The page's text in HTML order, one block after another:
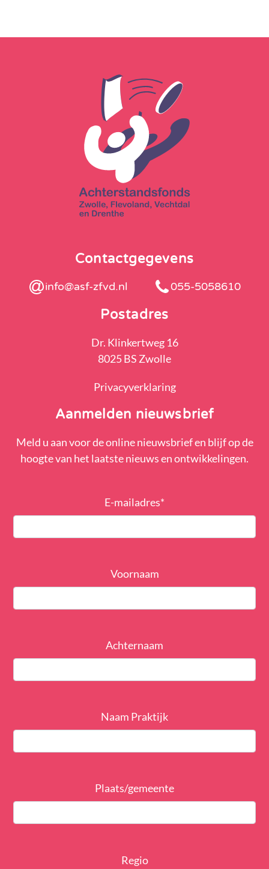
Contactgegevens
info@asf-zfvd.nl 055-5058610
Postadres
Dr. Klinkertweg 16
8025 BS Zwolle
Privacyverklaring
Aanmelden nieuwsbrief
Meld u aan voor de online nieuwsbrief en blijf op de
hoogte van het laatste nieuws en ontwikkelingen.
E-mailadres*
Voornaam
Achternaam
Naam Praktijk
Plaats/gemeente
Regio